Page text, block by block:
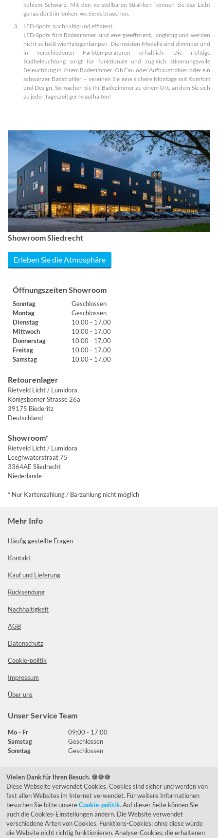
kühlem Schwarz. Mit den verstellbaren Strahlern können Sie das Licht
genau dorthin lenken, wo Sie es brauchen.
LED-Spots: nachhaltig und effizient
LED-Spots fürs Badezimmer sind energieeffizient, langlebig und werden
nicht so heiß wie Halogenlampen. Die meisten Modelle sind dimmbar und
in verschiedenen Farbtemperaturen erhältlich. Die richtige
Badbeleuchtung sorgt für funktionale und zugleich stimmungsvolle
Beleuchtung in Ihrem Badezimmer. Ob Ein- oder Aufbaustrahler oder ein
schwarzer Badstrahler – vereinen Sie eine sichere Montage mit Komfort
und Design. So machen Sie Ihr Badezimmer zu einem Ort, an dem Sie sich
zu jeder Tageszeit gerne aufhalten!
Showroom Sliedrecht
Erleben Sie die Atmosphäre
Öffnungszeiten Showroom
Sonntag
Geschlossen
Montag
Geschlossen
Dienstag
10.00 - 17.00
Mittwoch
10.00 - 17.00
Donnerstag
10.00 - 17.00
Freitag
10.00 - 17.00
Samstag
10.00 - 17.00
Retourenlager
Rietveld Licht / Lumidora
Königsborner Strasse 26a
39175 Biederitz
Deutschland
Showroom*
Rietveld Licht / Lumidora
Leeghwaterstraat 75
3364AE Sliedrecht
Niederlande
* Nur Kartenzahlung / Barzahlung nicht möglich
Mehr Info
Häufig gestellte Fragen
Kontakt
Kauf und Lieferung
Rücksendung
Nachhaltigkeit
AGB
Datenschutz
Cookie-politik
Impressum
Über uns
Unser Service Team
Mo - Fr
09:00 - 17:00
Samstag
Geschlossen
Sonntag
Geschlossen
Häufig gestellte Fragen
039292 - 678215
de@lumidora.com
Vielen Dank für Ihren Besuch. 🍪🍪🍪
Diese Webseite verwendet Cookies. Cookies sind sicher und werden von
fast allen Websites im Internet verwendet. Für weitere Informationen
besuchen Sie bitte unsereCookie-politik. Auf dieser Seite können Sie
auch die Cookies-Einstellungen ändern. Die Website verwendet
verschiedene Arten von Cookies. Funktions-Cookies; ohne diese würde
die Website nicht richtig funktionieren. Analyse-Cookies; die erhaltenen